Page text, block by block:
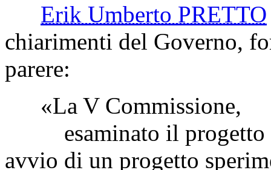
Erik Umberto PRETTO
chiarimenti del Governo,
parere:
«La V Commissione,
esaminato il progetto
avvio di un progetto